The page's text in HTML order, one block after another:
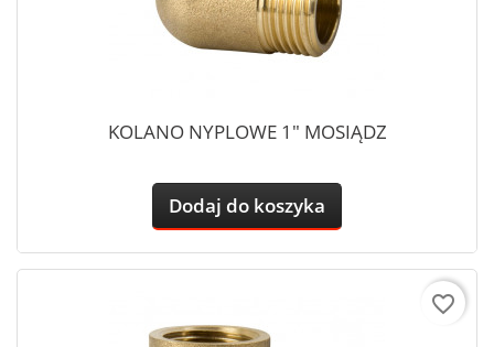
KOLANO NYPLOWE 1" MOSIĄDZ
Dodaj do koszyka
favorite_border